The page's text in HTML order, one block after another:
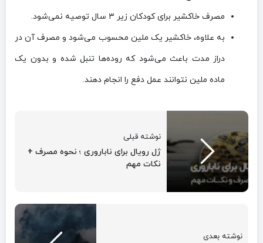
مصرف خاکشیر برای کودکان زیر ۳ سال توصیه نمی‌شود.
به علاوه، خاکشیر یک ملین محسوب می‌شود و مصرف آن در
دراز مدت باعث می‌شود که روده‌ها تنبل شده و بدون یک
ماده ملین نتوانند عمل دفع را انجام دهند.
نوشته قبلی
ژل رویال برای ناباروری ؛ نحوه مصرف +
نکات مهم
نوشته بعدی